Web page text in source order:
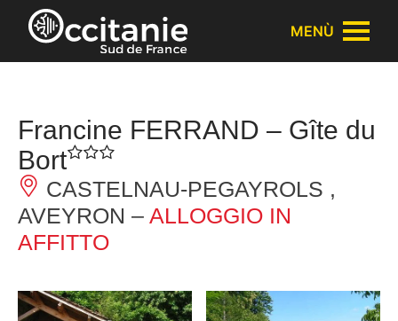
Pannello di gestione dei cookies
MENÙ
Francine FERRAND – Gîte du
Bort
CASTELNAU-PEGAYROLS ,
AVEYRON – ALLOGGIO IN
AFFITTO